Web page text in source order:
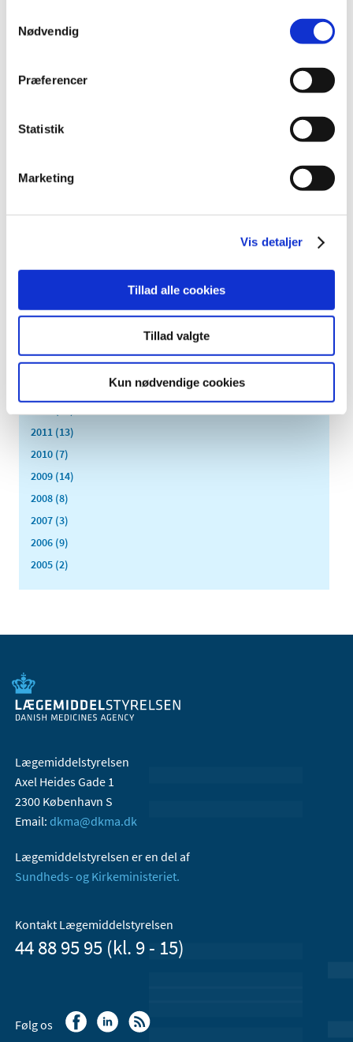
Nødvendig
Præferencer
Statistik
Marketing
Vis detaljer
Tillad alle cookies
Tillad valgte
Kun nødvendige cookies
april (3)
februar (1)
2025 (15)
2022 (11)
2016 (48)
2014 (44)
2011 (13)
2010 (7)
2009 (14)
2008 (8)
2007 (3)
2006 (9)
2005 (2)
Lægemiddelstyrelsen
Axel Heides Gade 1
2300 København S
Email: dkma@dkma.dk
Lægemiddelstyrelsen er en del af
Sundheds- og Kirkeministeriet.
Kontakt Lægemiddelstyrelsen
44 88 95 95 (kl. 9 - 15)
Følg os